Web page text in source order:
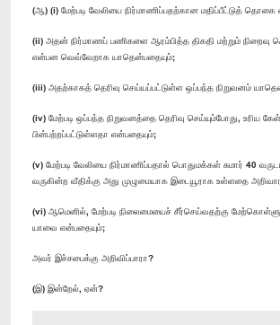
(ஆ) (i) மேற்படி வேலியை நிர்மாணிப்பதற்கான மதிப்பீட்டுத்
(ii) அதன் நிர்மாணப் பணிகளை ஆரம்பித்த திகதி மற்றும் நிறைவு
என்பன வெவ்வேறாக யாதென்பதையும்;
(iii) அதற்காகத் தெரிவு செய்யப்பட்டுள்ள ஒப்பந்த நிறுவனம்
(iv) மேற்படி ஒப்பந்த நிறுவனத்தை தெரிவு செய்யும்போது, உரிய
பின்பற்றப்பட்டுள்ளதா என்பதையும்;
(v) மேற்படி வேலியை நிர்மாணிப்பதால் பொதுமக்கள் சுமார் 40
வருகின்ற வீதிக்கு அது முழுமையாக இடையூராக உள்ளதை
(vi) ஆமெனில், மேற்படி நிலைமையைச் சீர்செய்வதற்கு
யாவை என்பதையும்;
அவர் இச்சபைக்கு அறிவிப்பாரா?
(இ) இன்றேல், ஏன்?